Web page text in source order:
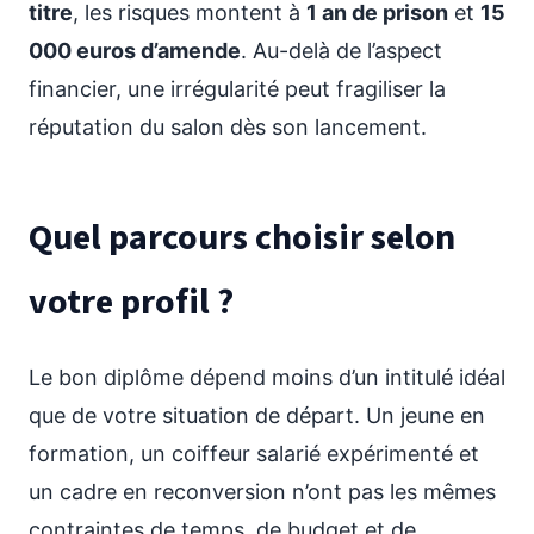
titre, les risques montent à 1 an de prison et 15
000 euros d’amende. Au-delà de l’aspect
financier, une irrégularité peut fragiliser la
réputation du salon dès son lancement.
Quel parcours choisir selon
votre profil ?
Le bon diplôme dépend moins d’un intitulé idéal
que de votre situation de départ. Un jeune en
formation, un coiffeur salarié expérimenté et
un cadre en reconversion n’ont pas les mêmes